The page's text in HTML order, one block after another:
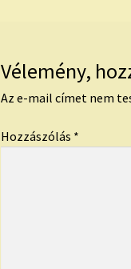
Vélemény,
Az e-mail címet nem
Hozzászólás *